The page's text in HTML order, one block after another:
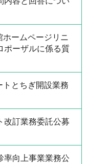
ームページリニ
ポーザルに係る質
とちぎ開設業務
改訂業務委託公募
率向上事業業務公